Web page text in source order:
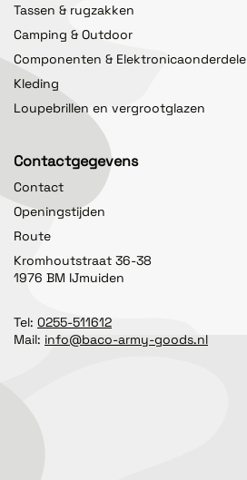
Tassen & rugzakken
Camping & Outdoor
Componenten &
Kleding
Loupebrillen en vergrootglazen
Contactgegevens
Contact
Openingstijden
Route
Kromhoutstraat 36-38
1976 BM IJmuiden
Tel: 0255-511612
Mail: info@baco-army-goods.nl